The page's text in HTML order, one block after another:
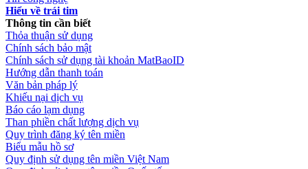
Hiểu về trái tim
Thông tin cần biết
Thỏa thuận sử dụng
Chính sách bảo mật
Chính sách sử dụng tài khoản MatBaoID
Hướng dẫn thanh toán
Văn bản pháp lý
Khiếu nại dịch vụ
Báo cáo lạm dụng
Than phiền chất lượng dịch vụ
Quy trình đăng ký tên miền
Biểu mẫu hồ sơ
Quy định sử dụng tên miền Việt Nam